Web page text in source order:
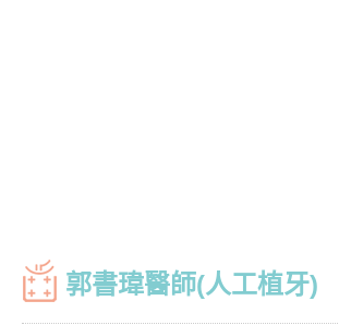
郭書瑋醫師(人工植牙)